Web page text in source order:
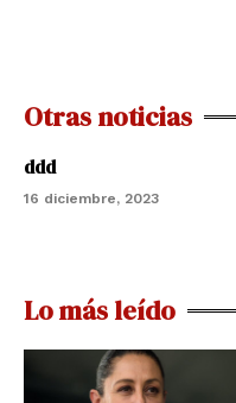
Otras noticias
ddd
16 diciembre, 2023
Lo más leído